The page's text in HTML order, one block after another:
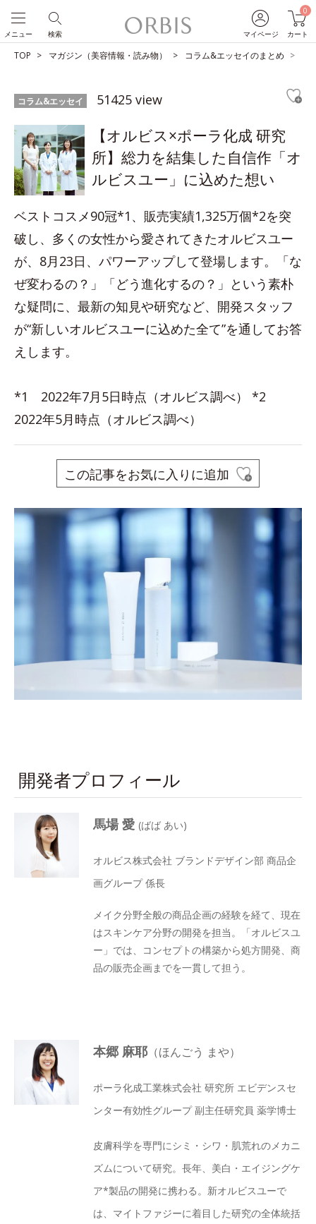
マイページ
0
カート
検索
メニュー
TOP マガジン（美容情報・読み物） コラム&エッセイのまとめ
コラム&エッセイ 51425 view
【オルビス×ポーラ化成 研究
所】総力を結集した自信作「オ
ルビスユー」に込めた想い
ベストコスメ90冠*1、販売実績1,325万個*2を突
破し、多くの女性から愛されてきたオルビスユー
が、8月23日、パワーアップして登場します。「な
ぜ変わるの？」「どう進化するの？」という素朴
な疑問に、最新の知見や研究など、開発スタッフ
が“新しいオルビスユーに込めた全て”を通してお答
えします。
*1 2022年7月5日時点（オルビス調べ） *2
2022年5月時点（オルビス調べ）
この記事をお気に入りに追加
開発者プロフィール
馬場 愛 (ばば あい)
オルビス株式会社 ブランドデザイン部 商品企
画グループ 係長
メイク分野全般の商品企画の経験を経て、現在
はスキンケア分野の開発を担当。「オルビスユ
ー」では、コンセプトの構築から処方開発、商
品の販売企画までを一貫して担う。
本郷 麻耶 （ほんごう まや）
ポーラ化成工業株式会社 研究所 エビデンスセ
ンター有効性グループ 副主任研究員 薬学博士
皮膚科学を専門にシミ・シワ・肌荒れのメカニ
ズムについて研究。長年、美白・エイジングケ
ア*製品の開発に携わる。新オルビスユーで
は、マイトファジーに着目した研究の全体統括